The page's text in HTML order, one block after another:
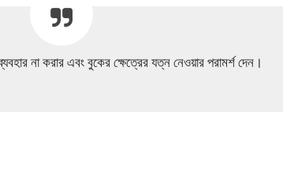
না করার এবং বুকের ক্ষেত্রের যত্ন নেওয়ার পরামর্শ দেন।